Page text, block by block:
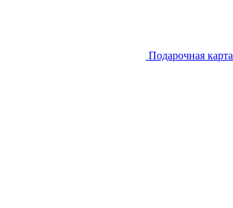
Подарочная карта